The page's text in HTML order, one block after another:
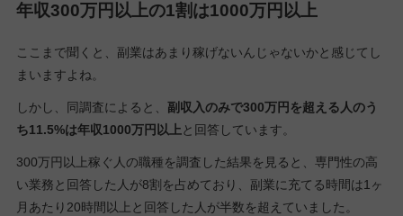
年収300万円以上の1割は1000万円以上
ここまで聞くと、副業はあまり稼げないんじゃないかと感じてし
まいますよね。
しかし、同調査によると、 副収入のみで300万円を超える人のう
ち11.5%は年収1000万円以上と回答しています。
300万円以上稼ぐ人の職種を調査した結果を見ると、専門性の高
い業務と回答した人が8割を占めており、副業に充てる時間は1ヶ
月あたり20時間以上と回答した人が半数を超えていました。